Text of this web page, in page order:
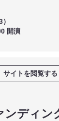
開演
サイトを閲覧する
ンディン